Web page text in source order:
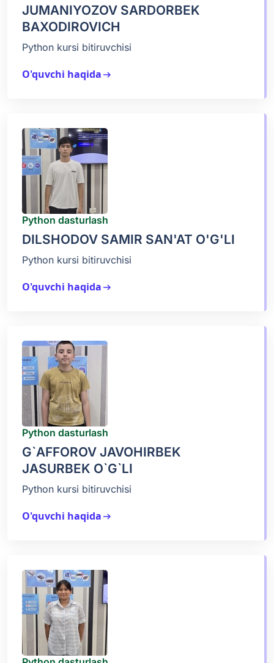
JUMANIYOZOV SARDORBEK
BAXODIROVICH
Python kursi bitiruvchisi
O'quvchi haqidaarrow_right_alt
Python dasturlash
DILSHODOV SAMIR SAN'AT O'G'LI
Python kursi bitiruvchisi
O'quvchi haqidaarrow_right_alt
Python dasturlash
G`AFFOROV JAVOHIRBEK
JASURBEK O`G`LI
Python kursi bitiruvchisi
O'quvchi haqidaarrow_right_alt